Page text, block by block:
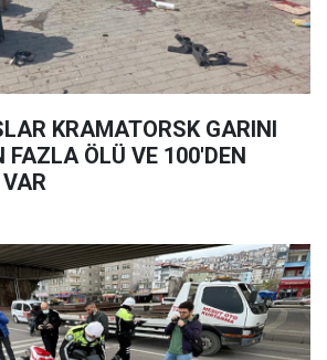
KRAMATORSK GARINI
FAZLA ÖLÜ VE 100'DEN